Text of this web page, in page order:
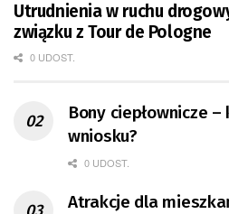
Utrudnienia w ruchu
związku z Tour de Pologne
0 UDOST.
Bony ciepłownicze –
wniosku?
0 UDOST.
Atrakcje dla